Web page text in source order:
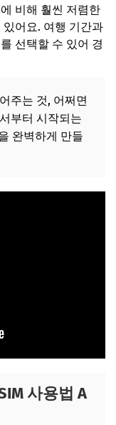
비해 훨씬 저렴한
어요. 여행 기간과
선택할 수 있어 경
주는 것, 어쩌면
부터 시작되는
완벽하게 만들
사용법 A